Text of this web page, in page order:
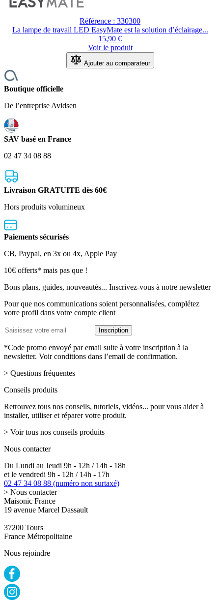
Référence : 330300
La lampe de travail LED EasyMate est la solution d’éclairage...
15,90 €
Voir le produit
Ajouter au comparateur
Boutique officielle
De l’entreprise Avidsen
SAV basé en France
02 47 34 08 88
Livraison GRATUITE dès 60€
Hors produits volumineux
Paiements sécurisés
CB, Paypal, en 3x ou 4x, Apple Pay
Lettre
d’information
10€ offerts* mais pas que !
Bons plans, guides, nouveautés... Inscrivez-vous à notre newsletter
Pour que nos communications soient personnalisées, complétez
votre profil dans votre compte client
Adresse
Inscription
*Code promo envoyé par email suite à votre inscription à la
newsletter. Voir conditions dans l’email de confirmation.
> Questions fréquentes
Conseils produits
Retrouvez tous nos conseils, tutoriels, vidéos... pour vous aider à
installer, utiliser et réparer votre produit.
> Voir tous nos conseils produits
Nous contacter
Du Lundi au Jeudi 9h - 12h / 14h - 18h
et le vendredi 9h - 12h / 14h - 17h
02 47 34 08 88 (numéro non surtaxé)
> Nous contacter
Maisonic France
19 avenue Marcel Dassault
37200 Tours
France Métropolitaine
Nous rejoindre